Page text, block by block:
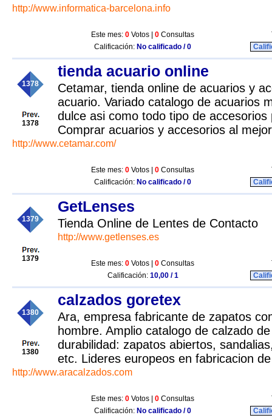
http://www.informatica-barcelona.info
Este mes: 0 Votos | 0 Consultas
Calificación: No calificado / 0
1378
1378
tienda acuario online
Cetamar, tienda online de acuarios y
acuario. Variado catalogo de acuarios
dulce asi como todo tipo de accesorios
Comprar acuarios y accesorios al
http://www.cetamar.com/
Este mes: 0 Votos | 0 Consultas
Calificación: No calificado / 0
1379
1379
GetLenses
Tienda Online de Lentes de Contacto
http://www.getlenses.es
Este mes: 0 Votos | 0 Consultas
Calificación: 10,00 / 1
1380
1380
calzados goretex
Ara, empresa fabricante de zapatos
hombre. Amplio catalogo de calzado
durabilidad: zapatos abiertos,
etc. Lideres europeos en fabricacion
http://www.aracalzados.com
Este mes: 0 Votos | 0 Consultas
Calificación: No calificado / 0